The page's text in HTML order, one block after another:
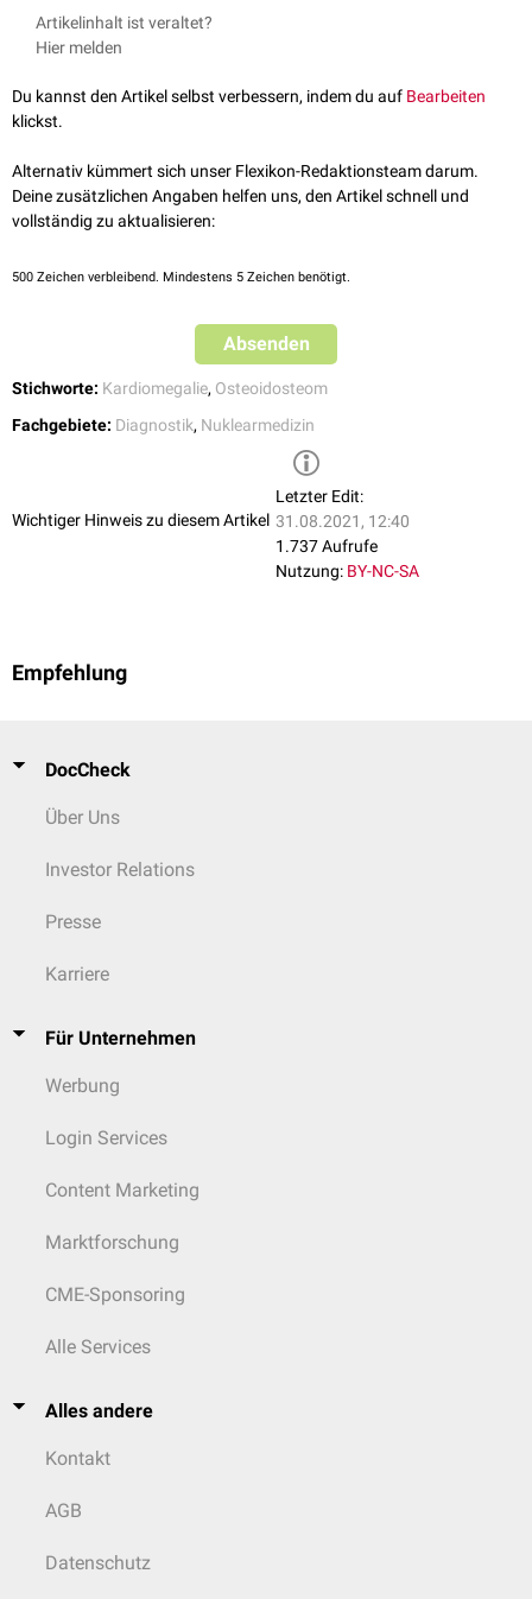
Röntgenthoraxaufnahmekann ein Hinweis auf eine Vergrößerung des
linken Vorhofs sein. Es ist definiert durch eine auftretende
Trübung des rechten Vorhofs begleitet wird. 1
Im Rahmen eines Osteiodosteoms zeigt sich das Double Density Sign in
derSzintigraphie. Es ergibt sich durch eine starke Anreicherung des
radioaktiven Markersan der Stelle des
Kumaresh et al.
Back to Basics – ‘Must Know’ Classical Signs in
Thoracic Radiology
Chai et al.
Radiologic Diagnosis of Osteoid Osteoma: From Simple
to Challenging Findings
RadioGraphics, 2010, abgerufen am
Artikelinhalt ist veraltet?
Hier melden
Du kannst den Artikel selbst verbessern, indem du auf Bearbeiten
klickst.
Alternativ kümmert sich unser Flexikon-Redaktionsteam darum.
Deine zusätzlichen Angaben helfen uns, den Artikel schnell und
vollständig zu aktualisieren:
500 Zeichen verbleibend. Mindestens 5 Zeichen benötigt.
Absenden
Stichworte: Kardiomegalie, Osteoidosteom
Fachgebiete: Diagnostik, Nuklearmedizin
Wichtiger Hinweis zu diesem Artikel
Letzter Edit:
31.08.2021, 12:40
1.737 Aufrufe
Nutzung: BY-NC-SA
Empfehlung
DocCheck
Über Uns
Investor Relations
Presse
Karriere
Für Unternehmen
Werbung
Login Services
Content Marketing
Marktforschung
CME-Sponsoring
Alle Services
Alles andere
Kontakt
AGB
Datenschutz